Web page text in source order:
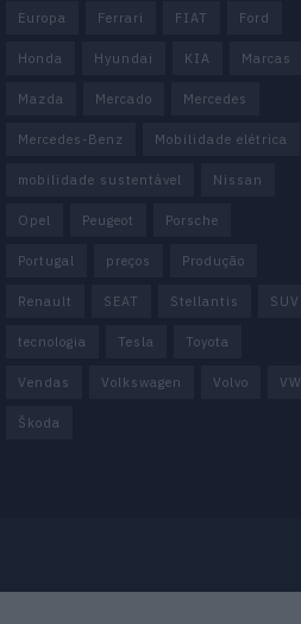
Europa Ferrari FIAT Ford
Honda Hyundai KIA Marcas
Mazda Mercado Mercedes
Mercedes-Benz Mobilidade elétrica
mobilidade sustentável Nissan
Opel Peugeot Porsche
Portugal preços Produção
Renault SEAT Stellantis SUV
tecnologia Tesla Toyota
Vendas Volkswagen Volvo VW
Škoda